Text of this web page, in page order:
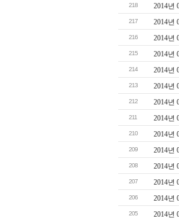
218 2014년
217 2014년
216 2014년
215 2014년
214 2014년
213 2014년
212 2014년
211 2014년
210 2014년
209 2014년
208 2014년
207 2014년
206 2014년
205 2014년